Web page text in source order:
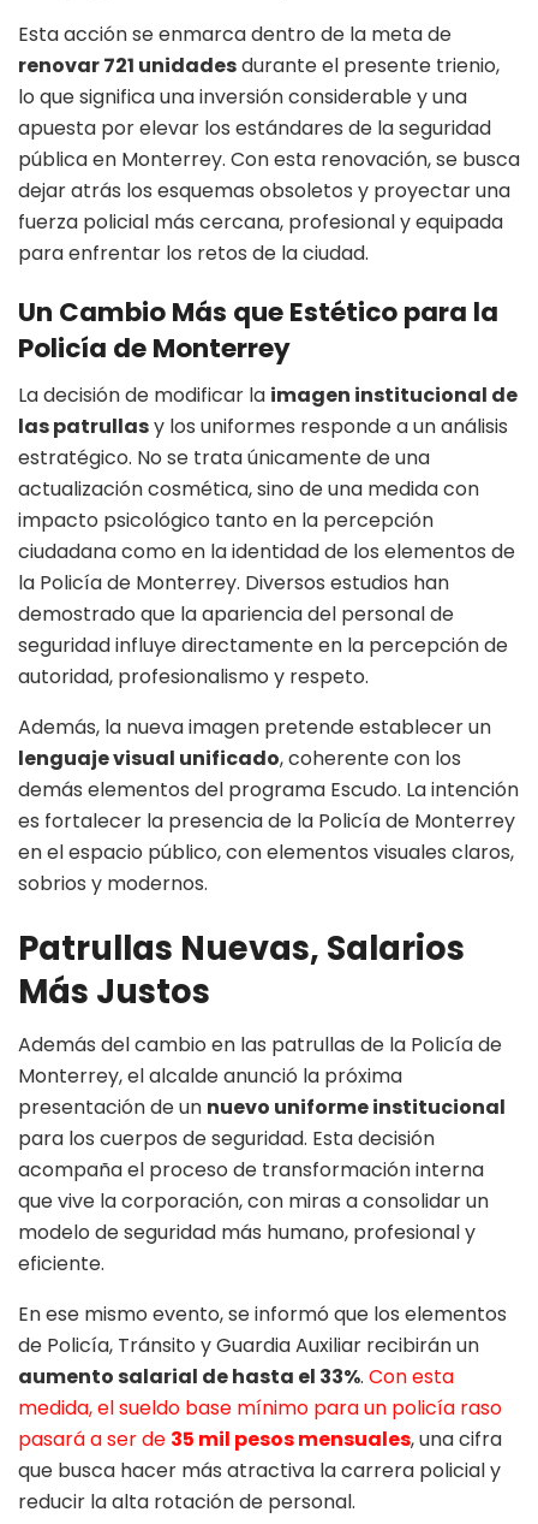
Esta acción se enmarca dentro de la meta de
renovar 721 unidadesdurante el presente trienio,
lo que significa una inversión considerable y una
apuesta por elevar los estándares de la seguridad
pública en Monterrey. Con esta renovación, se busca
dejar atrás los esquemas obsoletos y proyectar una
fuerza policial más cercana, profesional y equipada
para enfrentar los retos de la ciudad.
Un Cambio Más que Estético para la
Policía de Monterrey
La decisión de modificar la imagen institucional de
las patrullasy los uniformes responde a un análisis
estratégico. No se trata únicamente de una
actualización cosmética, sino de una medida con
impacto psicológico tanto en la percepción
ciudadana como en la identidad de los elementos de
la Policía de Monterrey. Diversos estudios han
demostrado que la apariencia del personal de
seguridad influye directamente en la percepción de
autoridad, profesionalismo y respeto.
Además, la nueva imagen pretende establecer un
lenguaje visual unificado, coherente con los
demás elementos del programa Escudo. La intención
es fortalecer la presencia de la Policía de Monterrey
en el espacio público, con elementos visuales claros,
sobrios y modernos.
Patrullas Nuevas, Salarios
Más Justos
Además del cambio en las patrullas de la Policía de
Monterrey, el alcalde anunció la próxima
presentación de un nuevo uniforme institucional
para los cuerpos de seguridad. Esta decisión
acompaña el proceso de transformación interna
que vive la corporación, con miras a consolidar un
modelo de seguridad más humano, profesional y
eficiente.
En ese mismo evento, se informó que los elementos
de Policía, Tránsito y Guardia Auxiliar recibirán un
aumento salarial de hasta el 33%. Con esta
medida, el sueldo base mínimo para un policía raso
pasará a ser de 35 mil pesos mensuales, una cifra
que busca hacer más atractiva la carrera policial y
reducir la alta rotación de personal.